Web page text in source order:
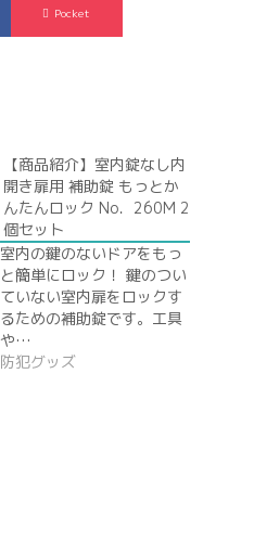
Pocket
【商品紹介】室内錠なし内
開き扉用 補助錠 もっとか
んたんロック No．260M 2
個セット
室内の鍵のないドアをもっ
と簡単にロック！ 鍵のつい
ていない室内扉をロックす
るための補助錠です。工具
や…
防犯グッズ